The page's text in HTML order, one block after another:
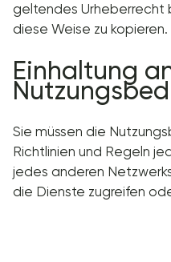
geltendes Urheberrecht
diese Weise zu kopieren.
Einhaltung
Sie müssen die
Richtlinien und Regeln
jedes anderen
die Dienste zugreifen